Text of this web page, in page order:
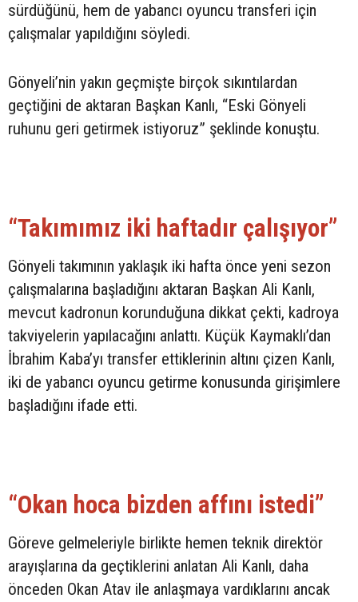
sürdüğünü, hem de yabancı oyuncu transferi için
çalışmalar yapıldığını söyledi.
Gönyeli’nin yakın geçmişte birçok sıkıntılardan
geçtiğini de aktaran Başkan Kanlı, “Eski Gönyeli
ruhunu geri getirmek istiyoruz” şeklinde konuştu.
“Takımımız iki haftadır çalışıyor”
Gönyeli takımının yaklaşık iki hafta önce yeni sezon
çalışmalarına başladığını aktaran Başkan Ali Kanlı,
mevcut kadronun korunduğuna dikkat çekti, kadroya
takviyelerin yapılacağını anlattı. Küçük Kaymaklı’dan
İbrahim Kaba’yı transfer ettiklerinin altını çizen Kanlı,
iki de yabancı oyuncu getirme konusunda girişimlere
başladığını ifade etti.
“Okan hoca bizden affını istedi”
Göreve gelmeleriyle birlikte hemen teknik direktör
arayışlarına da geçtiklerini anlatan Ali Kanlı, daha
önceden Okan Atav ile anlaşmaya vardıklarını ancak